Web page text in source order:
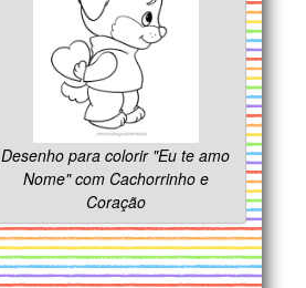
Desenho para colorir "Eu te amo
Nome" com Cachorrinho e
Coração